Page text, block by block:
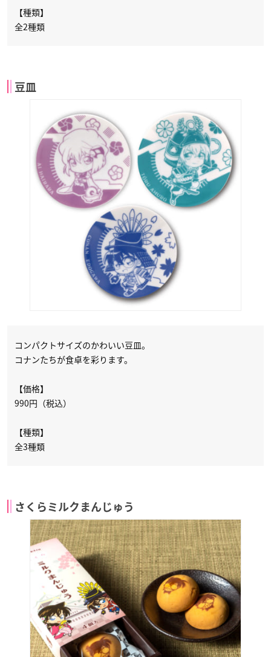
【種類】
全2種類
豆皿
コンパクトサイズのかわいい豆皿。
コナンたちが食卓を彩ります。
【価格】
990円（税込）
【種類】
全3種類
さくらミルクまんじゅう